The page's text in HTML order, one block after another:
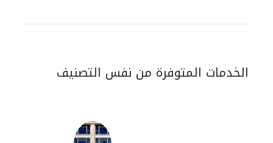
الخدمات المتوفرة من نفس التصنيف